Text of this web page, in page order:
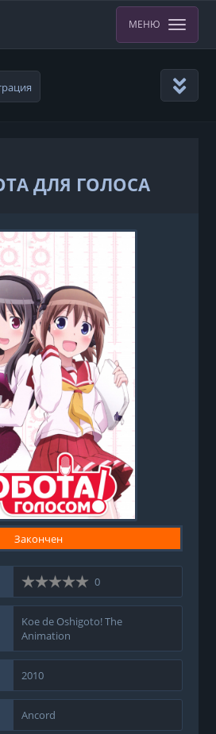
МЕНЮ
ДЛЯ ГОЛОСА
Закончен
0
Koe de Oshigoto! The
Animation
2010
Ancord